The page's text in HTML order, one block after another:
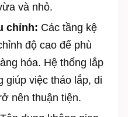
và nhỏ.
chỉnh: Các tầng kệ
độ cao để phù
hóa. Hệ thống lắp
giúp việc tháo lắp, di
nên thuận tiện.